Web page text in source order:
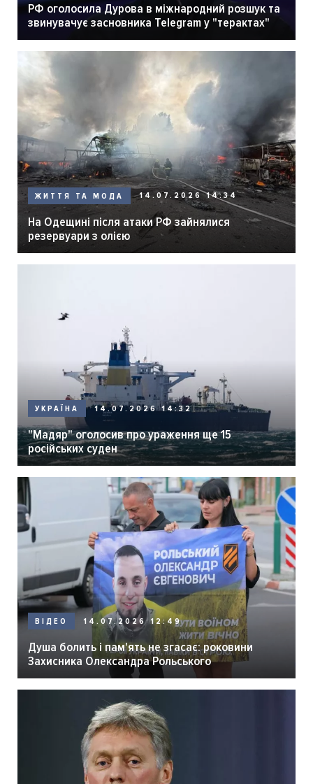
РФ оголосила Дурова в міжнародний розшук та
звинувачує засновника Telegram у "терактах"
ЖИТТЯ ТА МОДА 14.07.2026 14:34
На Одещині після атаки РФ зайнялися
резервуари з олією
УКРАЇНА 14.07.2026 14:32
"Мадяр" оголосив про ураження ще 15
російських суден
ВІДЕО 14.07.2026 12:49
Душа болить і пам'ять не згасає: роковини
Захисника Олександра Рольського